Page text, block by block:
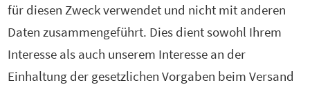
für diesen Zweck verwendet und nicht mit anderen
Daten zusammengeführt. Dies dient sowohl Ihrem
Interesse als auch unserem Interesse an der
Einhaltung der gesetzlichen Vorgaben beim Versand